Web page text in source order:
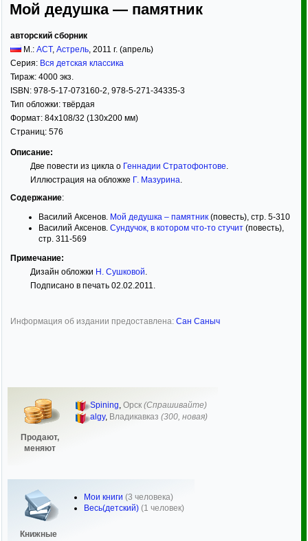
Мой дедушка — памятник
авторский сборник
М.: АСТ, Астрель, 2011 г. (апрель)
Серия: Вся детская классика
Тираж: 4000 экз.
ISBN: 978-5-17-073160-2, 978-5-271-34335-3
Тип обложки: твёрдая
Формат: 84x108/32 (130x200 мм)
Страниц: 576
Описание:
Две повести из цикла о Геннадии Стратофонтове.
Иллюстрация на обложке Г. Мазурина.
Содержание:
Василий Аксенов. Мой дедушка – памятник (повесть), стр. 5-310
Василий Аксенов. Сундучок, в котором что-то стучит (повесть),
стр. 311-569
Примечание:
Дизайн обложки Н. Сушковой.
Подписано в печать 02.02.2011.
Информация об издании предоставлена: Сан Саныч
Продают,
меняют
Spining, Орск (Спрашивайте)
algy, Владикавказ (300, новая)
Книжные
Мои книги (3 человека)
Весь(детский) (1 человек)